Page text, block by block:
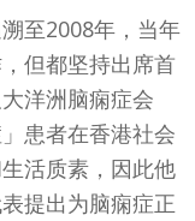
至2008年，当年
但都坚持出席首
洋洲脑痫症会
患者在香港社会
活质素，因此他
提出为脑痫症正